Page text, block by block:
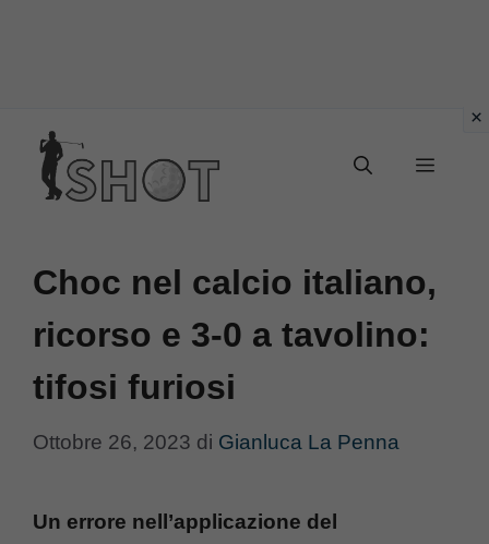
contenuto
Menu
Choc nel calcio italiano,
ricorso e 3-0 a tavolino:
tifosi furiosi
Ottobre 26, 2023 di Gianluca La Penna
Un errore nell’applicazione del